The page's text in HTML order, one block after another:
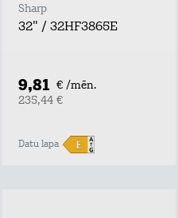
Sharp
32" / 32HF3865E
9,81 € /mēn.
235,44 €
Datu lapa